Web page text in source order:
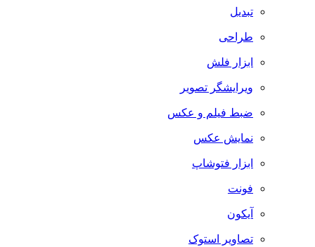
تبدیل
طراحی
ابزار فلش
ویرایشگر تصویر
ضبط فيلم و عكس
نمایش عکس
ابزار فتوشاپ
فونت
آیکون
تصاویر استوک